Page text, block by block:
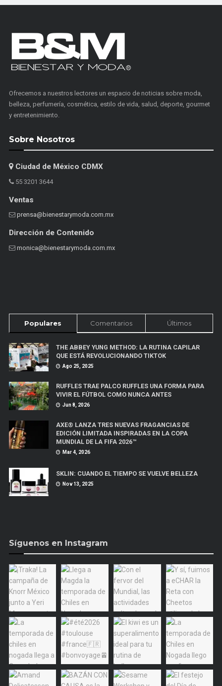
Ofrecemos a nuestros lectores un espacio de noticias sobre moda,
belleza, perfumería, cosmética, estilo de vida, salud, deporte, gourmet
y entretenimiento.
Sobre Nosotros
Ciudad de México CDMX
55 3201 3644
Ventas
prensa@bienestarymoda.com.mx
Dirección de Contenido
monica@bienestarymoda.com.mx
Populares Comentarios Últimos
THE ABBEY YUNG METHOD: LA RUTINA CAPILAR
QUE ESTÁ REVOLUCIONANDO TIKTOK
Ago 25, 2025
RUFFLES TRAE PALCO RUFFLES UNA FORMA PARA
VIVIR EL FÚTBOL COMO NUNCA ANTES
Jun 8, 2026
AXE® LANZA TRES NUEVAS FRAGANCIAS DE
EDICIÓN LIMITADA INSPIRADAS EN LA COPA
MUNDIAL DE LA FIFA 2026™
Mar 4, 2026
SKLIN: CUANDO EL TIEMPO SE VUELVE BELLEZA
Nov 13, 2025
Síguenos en Instagram